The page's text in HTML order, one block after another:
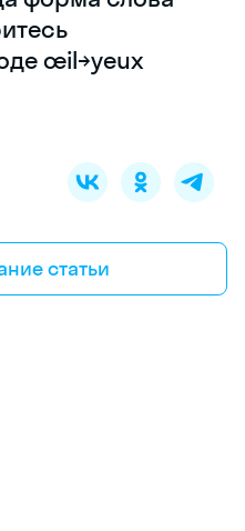
œil→yeux
статьи